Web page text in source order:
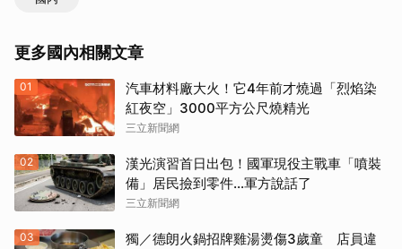
更多國內相關文章
01
汽車材料廠大火！它4年前才燒過「烈焰染
紅夜空」3000平方公尺燒精光
三立新聞網
02
漢光演習首日出包！國軍現役主戰車「噴裝
備」居民撿到零件…軍方說話了
三立新聞網
03
獨／德朗火鍋招牌雞湯燙傷3歲童 店員違